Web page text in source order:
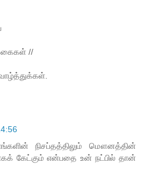
//
வாழ்த்துக்கள்.
நிசப்தத்திலும் மௌனத்தின்
கேட்கும் என்பதை உன் நட்பில் தான்